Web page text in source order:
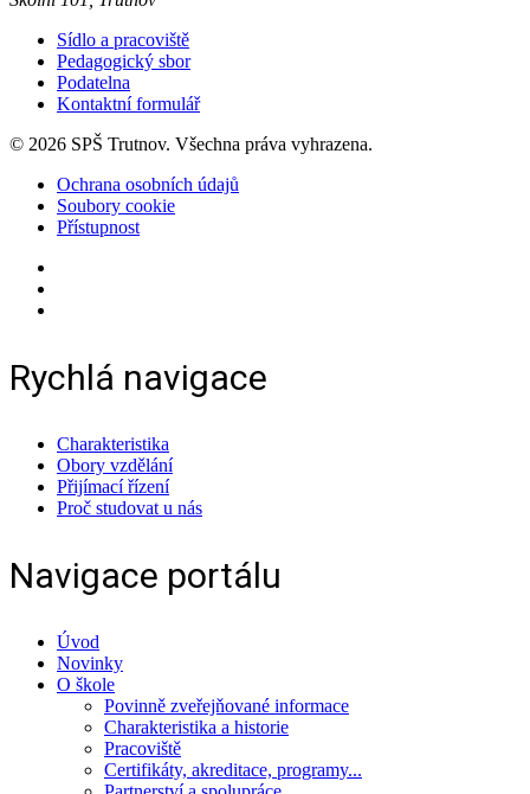
Sídlo a pracoviště
Pedagogický sbor
Podatelna
Kontaktní formulář
© 2026 SPŠ Trutnov. Všechna práva vyhrazena.
Ochrana osobních údajů
Soubory cookie
Přístupnost
Rychlá navigace
Charakteristika
Obory vzdělání
Přijímací řízení
Proč studovat u nás
Navigace portálu
Úvod
Novinky
O škole
Povinně zveřejňované informace
Charakteristika a historie
Pracoviště
Certifikáty, akreditace, programy...